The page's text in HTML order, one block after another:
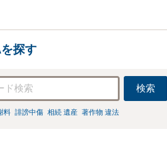
探す
検索
料 誹謗中傷 相続 遺産 著作物 違法